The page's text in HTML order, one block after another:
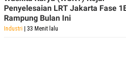
Penyelesaian LRT Jakarta Fase
Rampung Bulan Ini
Industri | 33 Menit lalu